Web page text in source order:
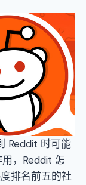
Reddit 时可能
，Reddit 怎
排名前五的社